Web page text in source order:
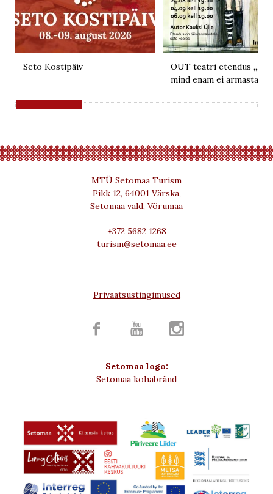
Seto Kostipäiv
OUT teatri etendus „Kui
mind enam ei armasta“
MTÜ Setomaa Turism
Pikk 12, 64001 Värska,
Setomaa vald, Võrumaa
+372 5682 1268
turism@setomaa.ee
Privaatsustingimused
  
Setomaa logo:
Setomaa kohabränd